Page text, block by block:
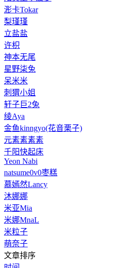
浵卡Tokar
梨瑾瑾
立盐盐
许枳
神本无尾
星野柒兔
呆米米
刺猬小姐
轩子巨2兔
绫Aya
金鱼kinngyo(花音栗子)
元素素素素
千阳快起床
Yeon Nabi
natsume0v0枣糕
慕嫣然Lancy
沐娜娜
米亚Mia
米娜MnaL
米粒子
萌奈子
文章排序